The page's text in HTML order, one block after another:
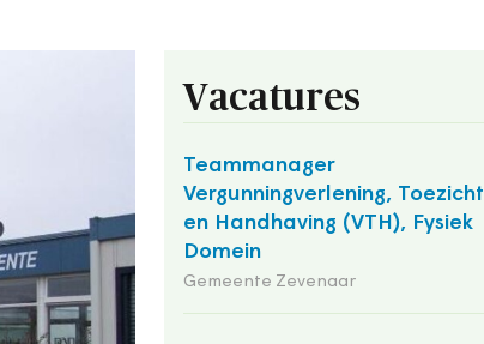
Vacatures
Teammanager
Vergunningverlening, Toezicht
en Handhaving (VTH), Fysiek
Domein
Gemeente Zevenaar